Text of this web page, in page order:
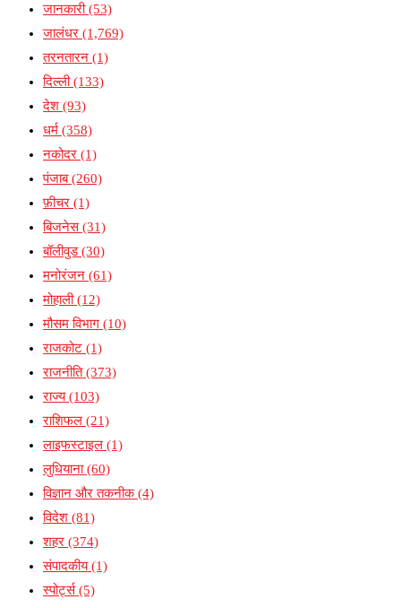
जानकारी(53)
जालंधर (1,769)
तरनतारन (1)
दिल्ली(133)
देश (93)
धर्म (358)
नकोदर (1)
पंजाब(260)
फ़ीचर (1)
बिजनेस(31)
बॉलीवुड(30)
मनोरंजन (61)
मोहाली(12)
मौसम विभाग (10)
राजकोट (1)
राजनीति(373)
राज्य(103)
राशिफल (21)
लाइफस्टाइल (1)
लुधियाना(60)
विज्ञान और तकनीक(4)
विदेश (81)
शहर (374)
संपादकीय(1)
स्पोर्ट्स(5)